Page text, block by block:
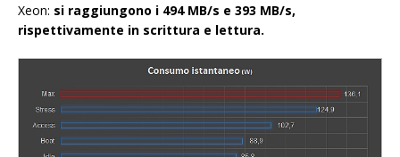
Xeon: si raggiungono i 494 MB/s e 393 MB/s,
rispettivamente in scrittura e lettura.